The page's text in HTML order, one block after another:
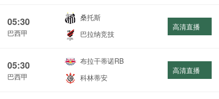
05:30
巴西甲
桑托斯
巴拉纳竞技
高清直播
05:30
巴西甲
布拉干蒂诺RB
科林蒂安
高清直播